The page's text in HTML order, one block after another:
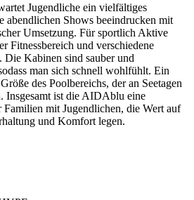
Jugendliche ein vielfältiges
abendlichen Shows beeindrucken mit
Umsetzung. Für sportlich Aktive
Fitnessbereich und verschiedene
Die Kabinen sind sauber und
man sich schnell wohlfühlt. Ein
des Poolbereichs, der an Seetagen
Insgesamt ist die AIDAblu eine
mit Jugendlichen, die Wert auf
und Komfort legen.